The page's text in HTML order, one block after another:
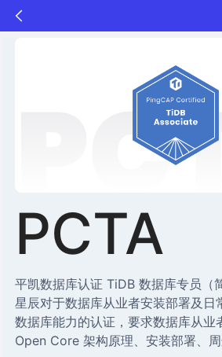
PCTA
平凯数据库认证 TiDB 数据库专员（
星辰对于数据库从业者安装部署及日
数据库能力的认证，要求数据库从业
Open Core 架构原理、安装部署、周